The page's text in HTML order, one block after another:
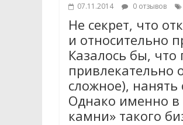
07.11.2014 0 отзывов
Не секрет, что
и относительно
Казалось бы,
привлекательно
сложное),
Однако именно в
камни» такого